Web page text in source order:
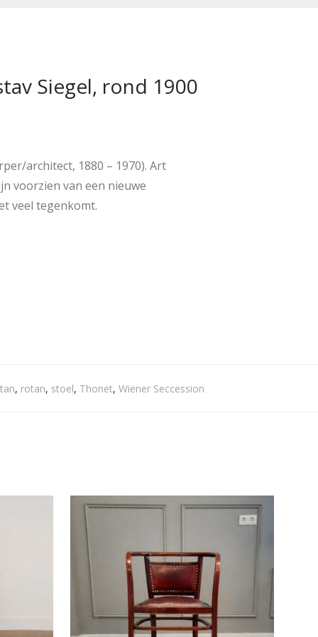
Siegel, rond 1900
architect, 1880 – 1970). Art
voorzien van een nieuwe
veel tegenkomt.
, rotan, stoel, Thonet, Wiener Seccession